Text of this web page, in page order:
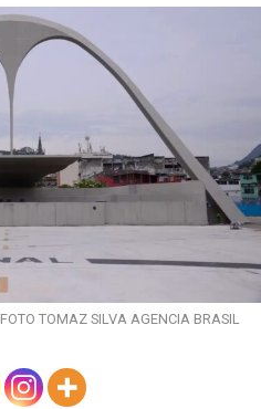
FOTO TOMAZ SILVA AGENCIA BRASIL